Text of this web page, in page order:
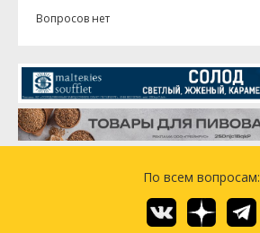
Вопросов нет
По всем вопросам: